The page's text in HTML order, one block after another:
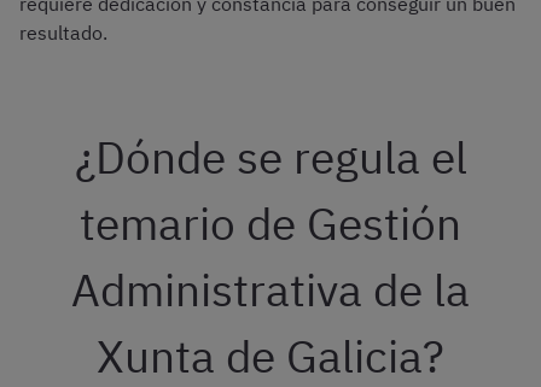
resultado.
¿Dónde se regula el
temario de Gestión
Administrativa de la
Xunta de Galicia?